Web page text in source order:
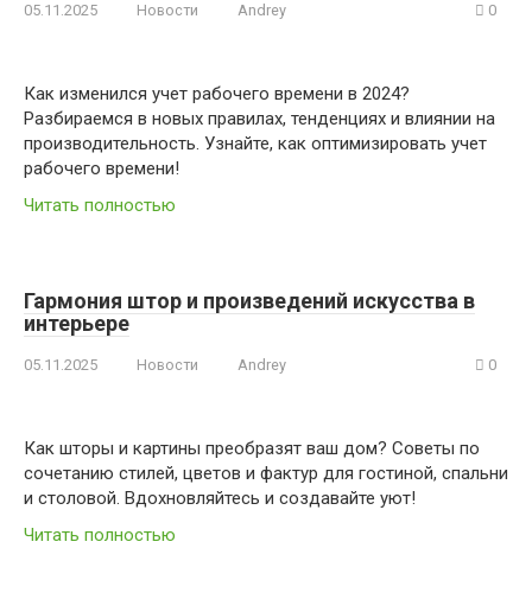
05.11.2025 Новости Andrey 0
Как изменился учет рабочего времени в 2024?
Разбираемся в новых правилах, тенденциях и влиянии на
производительность. Узнайте, как оптимизировать учет
рабочего времени!
Читать полностью
Гармония штор и произведений искусства в
интерьере
05.11.2025 Новости Andrey 0
Как шторы и картины преобразят ваш дом? Советы по
сочетанию стилей, цветов и фактур для гостиной, спальни
и столовой. Вдохновляйтесь и создавайте уют!
Читать полностью